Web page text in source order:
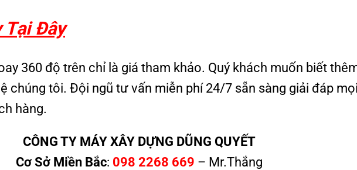
Tại Đây
360 độ trên chỉ là giá tham khảo. Quý khách muốn biết
chúng tôi. Đội ngũ tư vấn miễn phí 24/7 sẵn sàng giải đáp
hàng.
CÔNG TY MÁY XÂY DỰNG DŨNG QUYẾT
Cơ Sở Miền Bắc: 098 2268 669 – Mr.Thắng